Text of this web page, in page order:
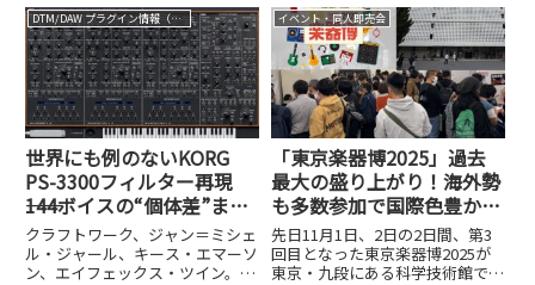
ラウドファンディングを5月5日
（現地時間）にスタートさせまし
た。trilloは「All-in-One ...
の元Rolandの社員たちが集まっ
て2013年に設立したメーカー
で、プロ向けのステージピアノか
ら家庭用のホーム...
DTM/DAW プラグイン情報（VST AU AAX）
世界にも例のないKORG
PS-3300フィルター再現
――144ボイスの“個体差”まで
再現したソフト版PS-3300
開発の舞台裏
クラフトワーク、ジャン＝ミシェ
ル・ジャール、キース・エマーソ
ン、エイフェックス・ツイン。こ
イベント・同人即売会
「東京楽器博2025」過去
最大の盛り上がり！海外勢
も多数参加で国際色豊かに――
注目の20ブースを一気紹介
先日11月1日、2日の2日間、第3
回目となった東京楽器博2025が
東京・九段にある科学技術館で開